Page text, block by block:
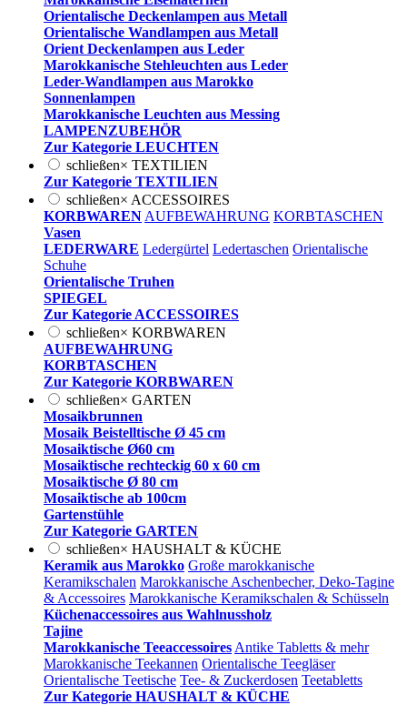
Orientalische Deckenlampen aus Metall
Orientalische Wandlampen aus Metall
Orient Deckenlampen aus Leder
Marokkanische Stehleuchten aus Leder
Leder-Wandlampen aus Marokko
Sonnenlampen
Marokkanische Leuchten aus Messing
LAMPENZUBEHÖR
Zur Kategorie LEUCHTEN
schließen× TEXTILIEN
Zur Kategorie TEXTILIEN
schließen× ACCESSOIRES
KORBWAREN AUFBEWAHRUNG KORBTASCHEN
Vasen
LEDERWARE Ledergürtel Ledertaschen Orientalische
Schuhe
Orientalische Truhen
SPIEGEL
Zur Kategorie ACCESSOIRES
schließen× KORBWAREN
AUFBEWAHRUNG
KORBTASCHEN
Zur Kategorie KORBWAREN
schließen× GARTEN
Mosaikbrunnen
Mosaik Beistelltische Ø 45 cm
Mosaiktische Ø60 cm
Mosaiktische rechteckig 60 x 60 cm
Mosaiktische Ø 80 cm
Mosaiktische ab 100cm
Gartenstühle
Zur Kategorie GARTEN
schließen× HAUSHALT & KÜCHE
Keramik aus Marokko Große marokkanische
Keramikschalen Marokkanische Aschenbecher, Deko-Tagine
& Accessoires Marokkanische Keramikschalen & Schüsseln
Küchenaccessoires aus Wahlnussholz
Tajine
Marokkanische Teeaccessoires Antike Tabletts & mehr
Marokkanische Teekannen Orientalische Teegläser
Orientalische Teetische Tee- & Zuckerdosen Teetabletts
Zur Kategorie HAUSHALT & KÜCHE